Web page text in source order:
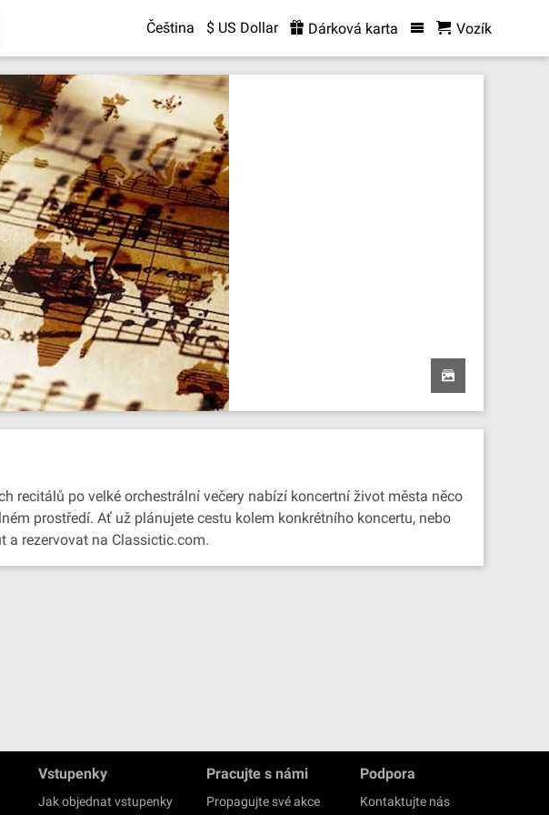
Čeština $ US Dollar Dárková karta Vozík
recitálů po velké orchestrální večery nabízí koncertní život města něco
prostředí. Ať už plánujete cestu kolem konkrétního koncertu, nebo
a rezervovat na Classictic.com.
Vstupenky
Jak objednat vstupenky
Pracujte s námi
Propagujte své akce
Podpora
Kontaktujte nás